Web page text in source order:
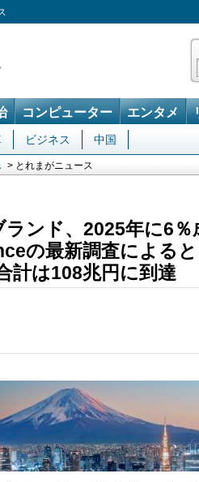
コンピューター エンタメ
ビジネス 中国
> とれまがニュース
ランド、2025年に6
の最新調査によると
計は108兆円に到達